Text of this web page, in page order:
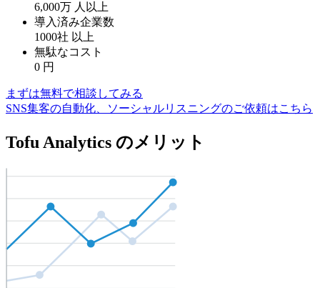
6,000万 人以上
導入済み企業数
1000社 以上
無駄なコスト
0 円
まずは無料で相談してみる
SNS集客の自動化、ソーシャルリスニングのご依頼はこちら
Tofu Analytics のメリット